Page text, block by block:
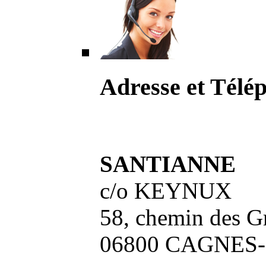
Adresse et
SANTIANNE
c/o KEYNUX
58, chemin des
06800